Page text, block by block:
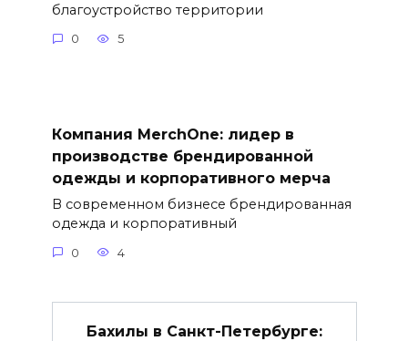
благоустройство территории
0 5
Компания MerchOne: лидер в
производстве брендированной
одежды и корпоративного мерча
В современном бизнесе брендированная
одежда и корпоративный
0 4
Бахилы в Санкт-Петербурге: